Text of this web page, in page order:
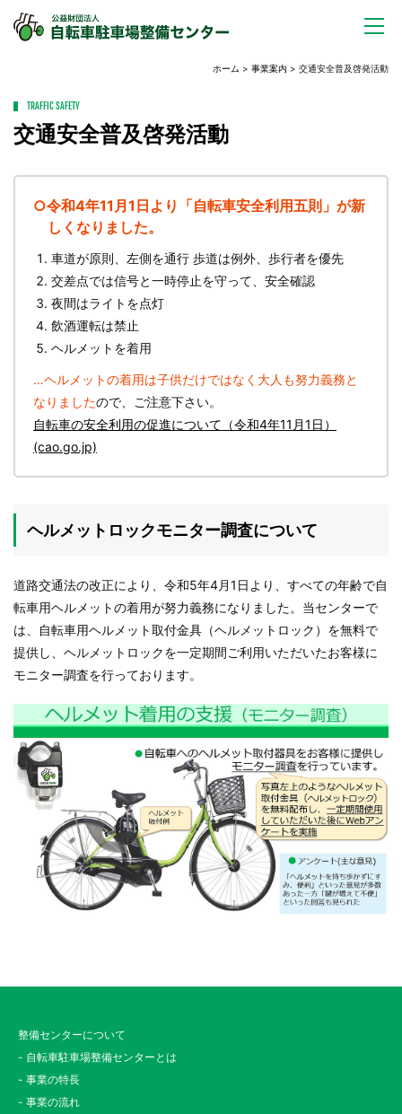
ホーム > 事業案内 > 交通安全普及啓発活動
TRAFFIC SAFETY
交通安全普及啓発活動
○令和4年11月1日より「自転車安全利用五則」が新
しくなりました。
車道が原則、左側を通行 歩道は例外、歩行者を優先
交差点では信号と一時停止を守って、安全確認
夜間はライトを点灯
飲酒運転は禁止
ヘルメットを着用
…ヘルメットの着用は子供だけではなく大人も努力義務と
なりましたので、ご注意下さい。
自転車の安全利用の促進について（令和4年11月1日）
(cao.go.jp)
ヘルメットロックモニター調査について
道路交通法の改正により、令和5年4月1日より、すべての年齢で自
転車用ヘルメットの着用が努力義務になりました。当センターで
は、自転車用ヘルメット取付金具（ヘルメットロック）を無料で
提供し、ヘルメットロックを一定期間ご利用いただいたお客様に
モニター調査を行っております。
整備センターについて
- 自転車駐車場整備センターとは
- 事業の特長
- 事業の流れ